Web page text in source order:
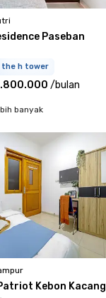
Paseban
the h tower
/bulan
banyak
Kebon Kacang